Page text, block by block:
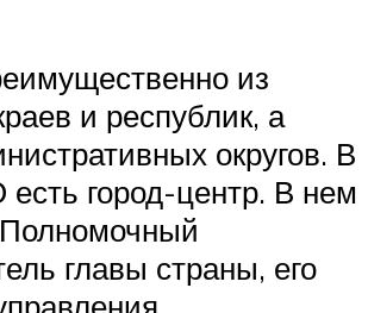
из
и республик, а
округов. В
город-центр. В нем
главы страны, его